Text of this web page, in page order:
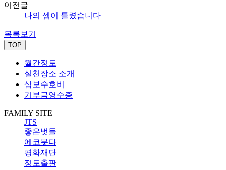
이전글
나의 셈이 틀렸습니다
목록보기
TOP
월간정토
실천장소 소개
삼보수호비
기부금영수증
FAMILY SITE
JTS
좋은벗들
에코붓다
평화재단
정토출판